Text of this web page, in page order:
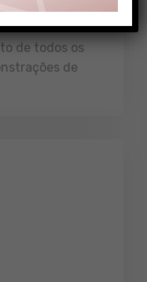
de todos os
de